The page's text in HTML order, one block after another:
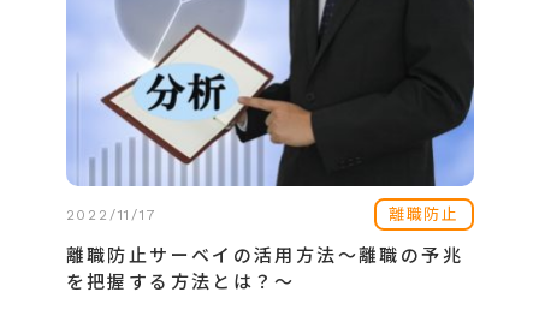
2022/11/17 離職防止
離職防止サーベイの活用方法〜離職の予兆
を把握する方法とは？～